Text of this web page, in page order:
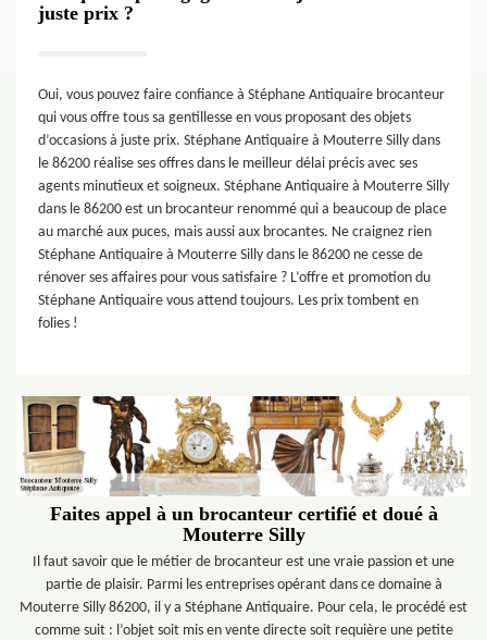
juste prix ?
Oui, vous pouvez faire confiance à Stéphane Antiquaire brocanteur
qui vous offre tous sa gentillesse en vous proposant des objets
d’occasions à juste prix. Stéphane Antiquaire à Mouterre Silly dans
le 86200 réalise ses offres dans le meilleur délai précis avec ses
agents minutieux et soigneux. Stéphane Antiquaire à Mouterre Silly
dans le 86200 est un brocanteur renommé qui a beaucoup de place
au marché aux puces, mais aussi aux brocantes. Ne craignez rien
Stéphane Antiquaire à Mouterre Silly dans le 86200 ne cesse de
rénover ses affaires pour vous satisfaire ? L’offre et promotion du
Stéphane Antiquaire vous attend toujours. Les prix tombent en
folies !
Faites appel à un brocanteur certifié et doué à
Mouterre Silly
Il faut savoir que le métier de brocanteur est une vraie passion et une
partie de plaisir. Parmi les entreprises opérant dans ce domaine à
Mouterre Silly 86200, il y a Stéphane Antiquaire. Pour cela, le procédé est
comme suit : l’objet soit mis en vente directe soit requière une petite